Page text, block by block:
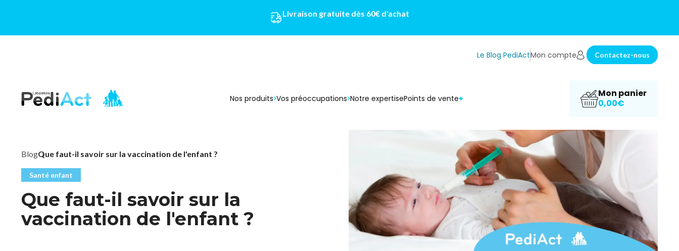
Livraison gratuite dès 60€ d'achat
Le Blog PediActMon compte Contactez-nous
Nos produits Vos préoccupations Notre expertisePoints de vente
Mon panier
0,00€
BlogQue faut-il savoir sur la vaccination de l'enfant ?
Santé enfant
Que faut-il savoir sur la
vaccination de l'enfant ?